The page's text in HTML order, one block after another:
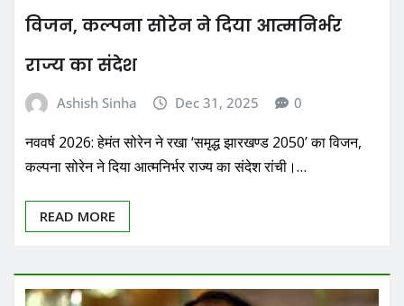
विजन, कल्पना सोरेन ने दिया आत्मनिर्भर
राज्य का संदेश
Ashish Sinha Dec 31, 2025 0
नववर्ष 2026: हेमंत सोरेन ने रखा ‘समृद्ध झारखण्ड 2050’ का विजन,
कल्पना सोरेन ने दिया आत्मनिर्भर राज्य का संदेश रांची।…
READ MORE